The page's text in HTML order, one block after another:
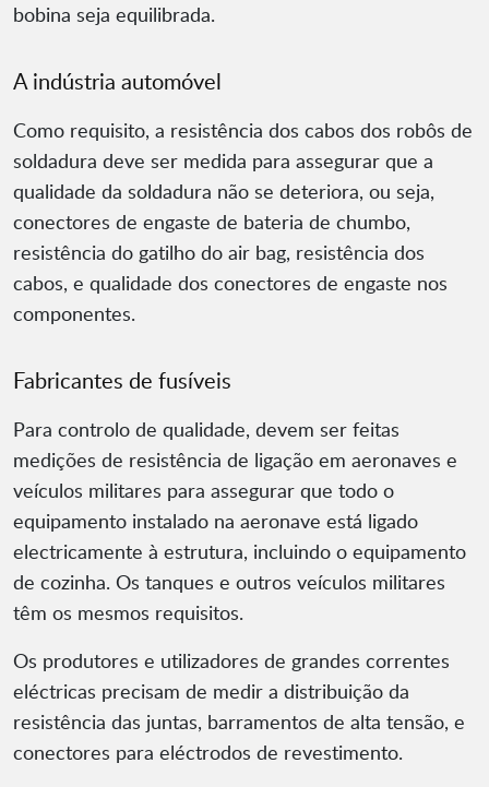
bobina seja equilibrada.
A indústria automóvel
Como requisito, a resistência dos cabos dos robôs de
soldadura deve ser medida para assegurar que a
qualidade da soldadura não se deteriora, ou seja,
conectores de engaste de bateria de chumbo,
resistência do gatilho do air bag, resistência dos
cabos, e qualidade dos conectores de engaste nos
componentes.
Fabricantes de fusíveis
Para controlo de qualidade, devem ser feitas
medições de resistência de ligação em aeronaves e
veículos militares para assegurar que todo o
equipamento instalado na aeronave está ligado
electricamente à estrutura, incluindo o equipamento
de cozinha. Os tanques e outros veículos militares
têm os mesmos requisitos.
Os produtores e utilizadores de grandes correntes
eléctricas precisam de medir a distribuição da
resistência das juntas, barramentos de alta tensão, e
conectores para eléctrodos de revestimento.